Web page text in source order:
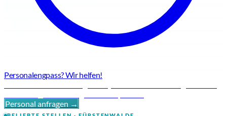
Personalengpass? Wir helfen!
Personal anfragen →